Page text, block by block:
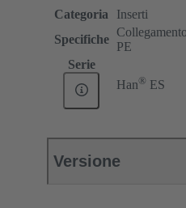
Categoria
Inserti
Specifiche
PE
Serie
Han® ES
Versione